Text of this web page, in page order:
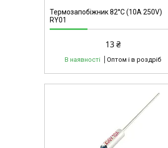
Термозапобіжник 82°C (10А 250V)
RY01
13 ₴
В наявності Оптом і в роздріб